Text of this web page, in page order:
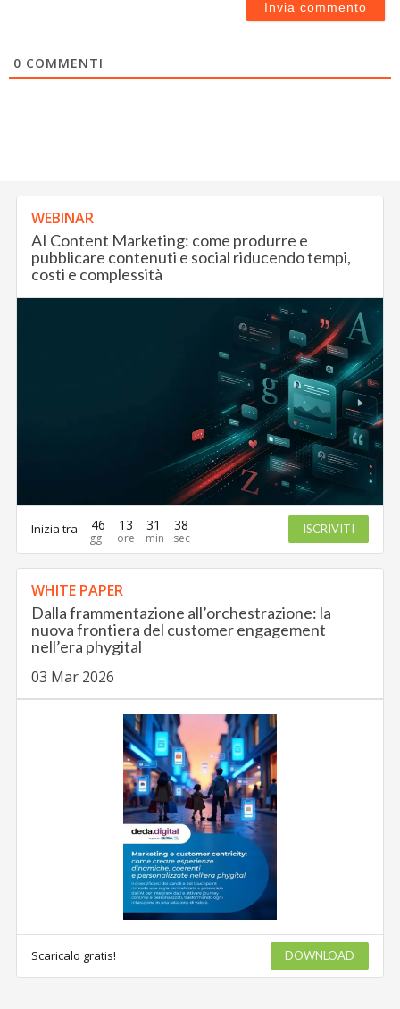
0 COMMENTI
WEBINAR
AI Content Marketing: come produrre e
pubblicare contenuti e social riducendo tempi,
costi e complessità
Inizia tra 46 13 31 36 ISCRIVITI
WHITE PAPER
Dalla frammentazione all’orchestrazione: la
nuova frontiera del customer engagement
nell’era phygital
03 Mar 2026
Scaricalo gratis! DOWNLOAD